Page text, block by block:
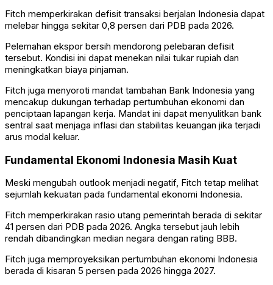
Fitch memperkirakan defisit transaksi berjalan Indonesia dapat
melebar hingga sekitar 0,8 persen dari PDB pada 2026.
Pelemahan ekspor bersih mendorong pelebaran defisit
tersebut. Kondisi ini dapat menekan nilai tukar rupiah dan
meningkatkan biaya pinjaman.
Fitch juga menyoroti mandat tambahan Bank Indonesia yang
mencakup dukungan terhadap pertumbuhan ekonomi dan
penciptaan lapangan kerja. Mandat ini dapat menyulitkan bank
sentral saat menjaga inflasi dan stabilitas keuangan jika terjadi
arus modal keluar.
Fundamental Ekonomi Indonesia Masih Kuat
Meski mengubah outlook menjadi negatif, Fitch tetap melihat
sejumlah kekuatan pada fundamental ekonomi Indonesia.
Fitch memperkirakan rasio utang pemerintah berada di sekitar
41 persen dari PDB pada 2026. Angka tersebut jauh lebih
rendah dibandingkan median negara dengan rating BBB.
Fitch juga memproyeksikan pertumbuhan ekonomi Indonesia
berada di kisaran 5 persen pada 2026 hingga 2027.